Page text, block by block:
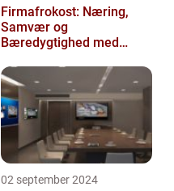
Firmafrokost: Næring,
Samvær og
Bæredygtighed med
02 september 2024